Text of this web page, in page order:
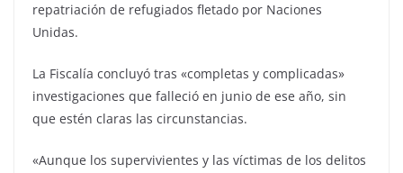
repatriación de refugiados fletado por Naciones
Unidas.
La Fiscalía concluyó tras «completas y complicadas»
investigaciones que falleció en junio de ese año, sin
que estén claras las circunstancias.
«Aunque los supervivientes y las víctimas de los delitos